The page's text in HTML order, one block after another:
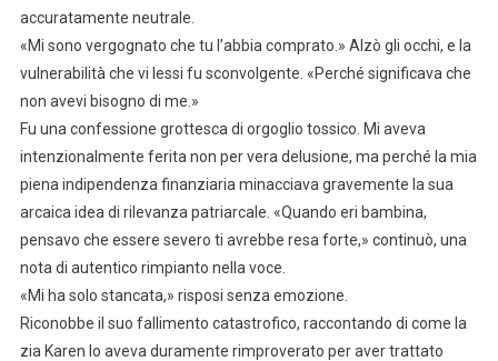
accuratamente neutrale.
«Mi sono vergognato che tu l’abbia comprato.» Alzò gli occhi, e la
vulnerabilità che vi lessi fu sconvolgente. «Perché significava che
non avevi bisogno di me.»
Fu una confessione grottesca di orgoglio tossico. Mi aveva
intenzionalmente ferita non per vera delusione, ma perché la mia
piena indipendenza finanziaria minacciava gravemente la sua
arcaica idea di rilevanza patriarcale. «Quando eri bambina,
pensavo che essere severo ti avrebbe resa forte,» continuò, una
nota di autentico rimpianto nella voce.
«Mi ha solo stancata,» risposi senza emozione.
Riconobbe il suo fallimento catastrofico, raccontando di come la
zia Karen lo aveva duramente rimproverato per aver trattato